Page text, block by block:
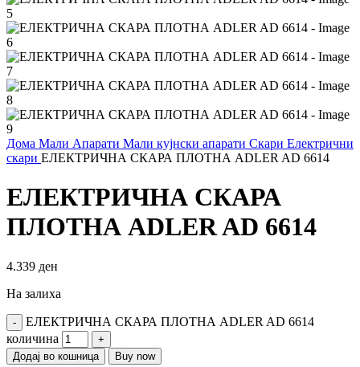
Дома Мали Апарати Мали кујнски апарати Скари Електрични
скари ЕЛЕКТРИЧНА СКАРА ПЛОТНА ADLER AD 6614
ЕЛЕКТРИЧНА СКАРА
ПЛОТНА ADLER AD 6614
4.339 ден
На залиха
ЕЛЕКТРИЧНА СКАРА ПЛОТНА ADLER AD 6614
количина
Додај во кошница Buy now